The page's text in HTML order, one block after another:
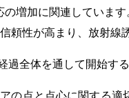
増加に関連してい
性が高まり、放射線
全体を通して開始す